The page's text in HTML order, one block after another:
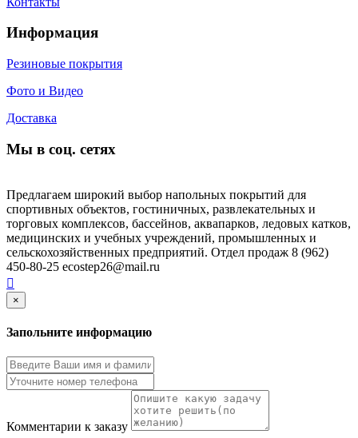
Информация
Резиновые покрытия
Фото и Видео
Доставка
Мы в соц. сетях
Предлагаем широкий выбор напольных покрытий для
спортивных объектов, гостиничных, развлекательных и
торговых комплексов, бассейнов, аквапарков, ледовых катков,
медицинских и учебных учреждений, промышленных и
сельскохозяйственных предприятий. Отдел продаж 8 (962)
450-80-25 ecostep26@mail.ru
×
Запольните информацию
Комментарии к заказу